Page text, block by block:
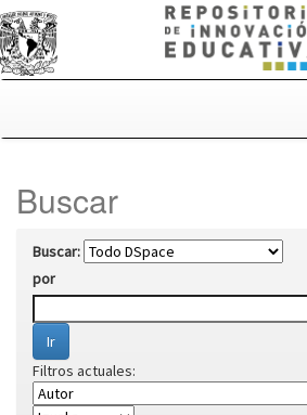
Buscar
Buscar:
por
Filtros actuales: